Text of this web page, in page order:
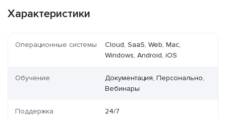
Характеристики
Операционные системы
Cloud, SaaS, Web, Mac,
Windows, Android, iOS
Обучение
Документация, Персонально,
Вебинары
Поддержка 24/7